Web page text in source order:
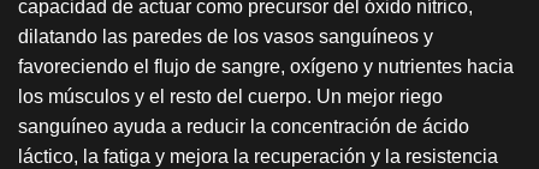
capacidad de actuar como precursor del óxido nítrico,
dilatando las paredes de los vasos sanguíneos y
favoreciendo el flujo de sangre, oxígeno y nutrientes hacia
los músculos y el resto del cuerpo. Un mejor riego
sanguíneo ayuda a reducir la concentración de ácido
láctico, la fatiga y mejora la recuperación y la resistencia